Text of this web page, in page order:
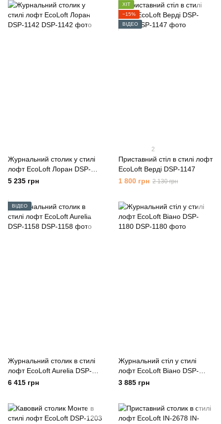
Журнальний столик у стилі
лофт EcoLoft Лоран DSP-
1142
5 235 грн
ХІТ
−15%
ВІДЕО
2
Приставний стіл в стилі лофт
EcoLoft Верді DSP-1147
1 800 грн 2 130 грн
ВІДЕО
Журнальний столик в стилі
лофт EcoLoft Aurelia DSP-
1158
6 415 грн
Журнальний стіл у стилі
лофт EcoLoft Віано DSP-
1180
3 885 грн